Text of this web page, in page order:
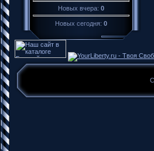
Новых вчера: 0
Новых сегодня: 0